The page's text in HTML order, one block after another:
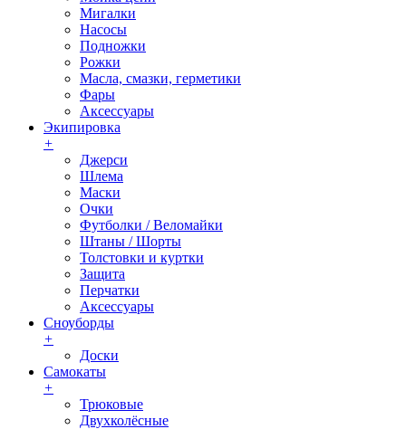
Мигалки
Насосы
Подножки
Рожки
Масла, смазки, герметики
Фары
Аксессуары
Экипировка
+
Джерси
Шлема
Маски
Очки
Футболки / Веломайки
Штаны / Шорты
Толстовки и куртки
Защита
Перчатки
Аксессуары
Сноуборды
+
Доски
Самокаты
+
Трюковые
Двухколёсные